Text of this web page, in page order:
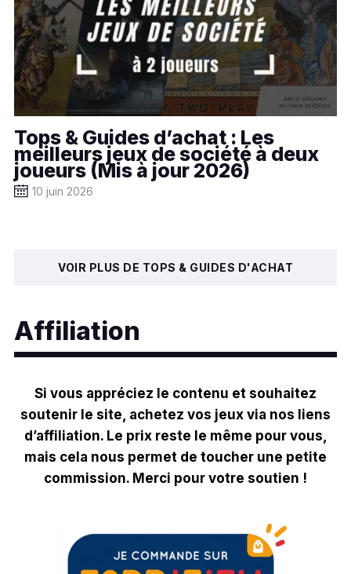
Tops & Guides d’achat : Les
meilleurs jeux de société à deux
joueurs (Mis à jour 2026)
10 juin 2026
VOIR PLUS DE TOPS & GUIDES D'ACHAT
Affiliation
Si vous appréciez le contenu et souhaitez
soutenir le site, achetez vos jeux via nos liens
d’affiliation. Le prix reste le même pour vous,
mais cela nous permet de toucher une petite
commission. Merci pour votre soutien !